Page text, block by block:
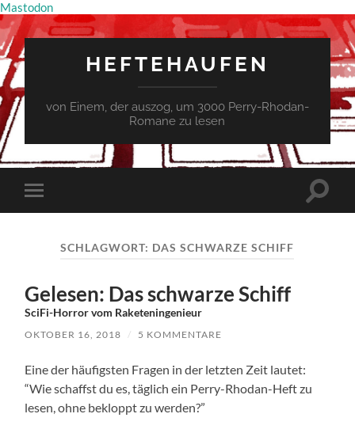
Mastodon
HEFTEHAUFEN
von Einem, der auszog, um 3000 Perry-Rhodan-
Romane zu lesen
Mobile-
Menü
SCHLAGWORT: DAS SCHWARZE SCHIFF
Gelesen: Das schwarze Schiff
SciFi-Horror vom Raketeningenieur
OKTOBER 16, 2018 / 5 KOMMENTARE
Eine der häufigsten Fragen in der letzten Zeit lautet:
“Wie schaffst du es, täglich ein Perry-Rhodan-Heft zu
lesen, ohne bekloppt zu werden?”